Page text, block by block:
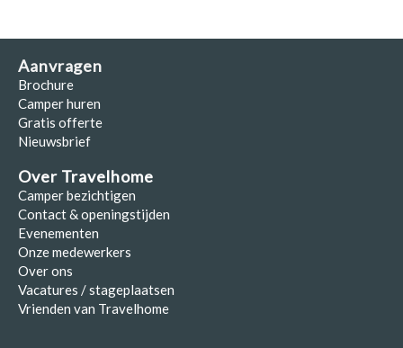
Aanvragen
Brochure
Camper huren
Gratis offerte
Nieuwsbrief
Over Travelhome
Camper bezichtigen
Contact & openingstijden
Evenementen
Onze medewerkers
Over ons
Vacatures / stageplaatsen
Vrienden van Travelhome